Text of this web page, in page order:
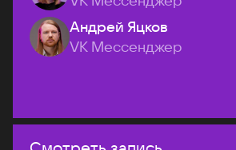
Андрей Яцков
VK Мессенджер